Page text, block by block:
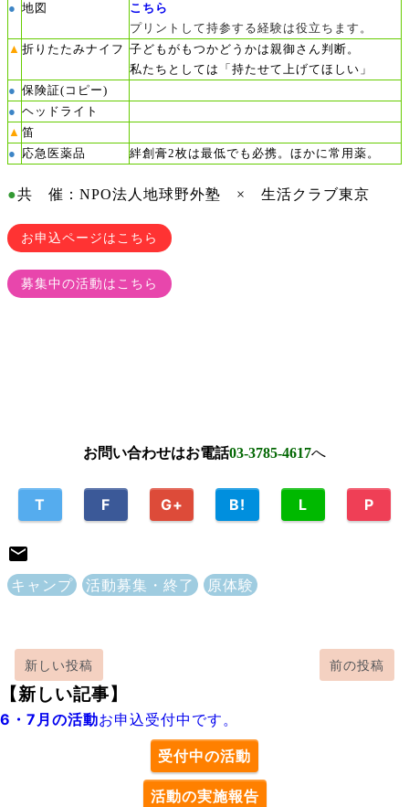
● 地図
こちら
プリントして持参する経験は役立ちます。
▲ 折りたたみナイフ 子どもがもつかどうかは親御さん判断。
私たちとしては「持たせて上げてほしい」
● 保険証(コピー)
● ヘッドライト
▲ 笛
●
応急医薬品 絆創膏2枚は最低でも必携。ほかに常用薬。
●共 催： NPO法人地球野外塾 × 生活クラブ東京
お申込ページはこちら
募集中の活動はこちら
お問い合わせはお電話03-3785-4617へ
T F G+ B! L P
キャンプ 活動募集・終了 原体験
新しい投稿 前の投稿
【新しい記事】
6・7月の活動お申込受付中です。
受付中の活動
活動の実施報告